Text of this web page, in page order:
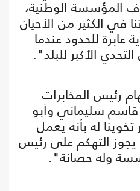
المؤسسة الوطنية،
في الكثير من الأحيان
للحدود عندما
الأكبر للبلد".
رئيس المخابرات
قاسم سليماني وأبو
له بأنه يعمل
يجوز التهكم على رئيس
وله حصانة".